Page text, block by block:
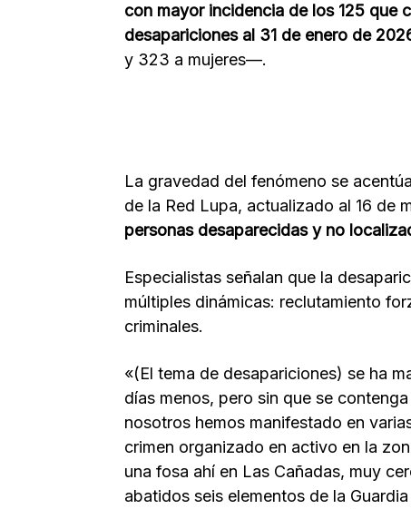
con mayor incidencia de los 125 que
desapariciones al 31 de enero de
y 323 a mujeres—.
La gravedad del fenómeno se
de la Red Lupa, actualizado al 16 de
personas desaparecidas y no
Especialistas señalan que la
múltiples dinámicas: reclutamiento
criminales.
«(El tema de desapariciones) se ha
días menos, pero sin que se
nosotros hemos manifestado en
crimen organizado en activo en la
una fosa ahí en Las Cañadas, muy
abatidos seis elementos de la